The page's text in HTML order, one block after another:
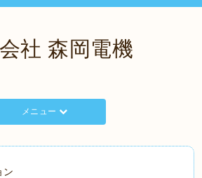
社 森岡電機
メニュー
ン